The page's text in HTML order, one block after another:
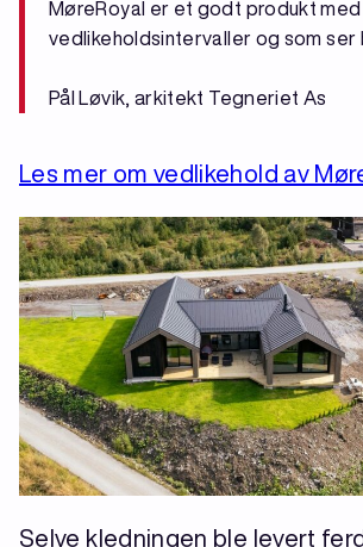
MøreRoyal er et godt produkt med
vedlikeholdsintervaller og som ser
Pål Løvik, arkitekt Tegneriet As
Les mer om vedlikehold av
Selve kledningen ble levert